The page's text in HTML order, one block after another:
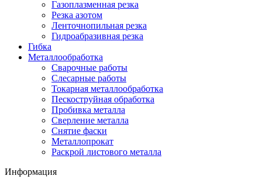
Газоплазменная резка
Резка азотом
Ленточнопильная резка
Гидроабразивная резка
Гибка
Металлообработка
Сварочные работы
Слесарные работы
Токарная металлообработка
Пескоструйная обработка
Пробивка металла
Сверление металла
Снятие фаски
Металлопрокат
Раскрой листового металла
Информация